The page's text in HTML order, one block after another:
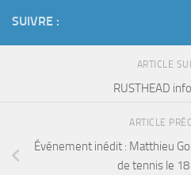
SUIVRE :
ARTICLE
RUSTHEAD
ARTICLE
Événement inédit : Matthieu
de tennis le